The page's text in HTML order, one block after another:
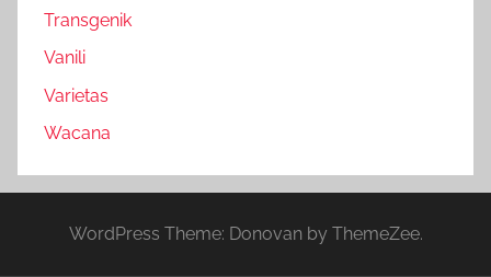
Transgenik
Vanili
Varietas
Wacana
WordPress Theme: Donovan by ThemeZee.